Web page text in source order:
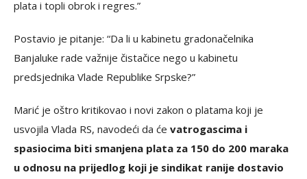
plata i topli obrok i regres.”
Postavio je pitanje: “Da li u kabinetu gradonačelnika
Banjaluke rade važnije čistačice nego u kabinetu
predsjednika Vlade Republike Srpske?”
Marić je oštro kritikovao i novi zakon o platama koji je
usvojila Vlada RS, navodeći da će vatrogascima i
spasiocima biti smanjena plata za 150 do 200 maraka
u odnosu na prijedlog koji je sindikat ranije dostavio